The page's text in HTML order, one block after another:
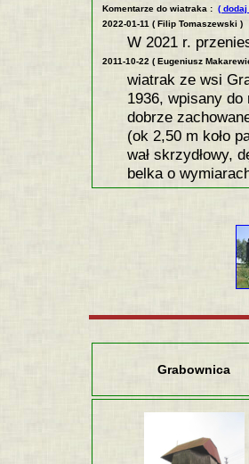
Komentarze do wiatraka : (
2022-01-11 ( Filip Tomaszewski )
W 2021 r.
2011-10-22 ( Eugeniusz
wiatrak ze wsi
1936, wpisany
dobrze
(ok 2,50 m koło
wał skrzydłowy,
belka o
Grabownica